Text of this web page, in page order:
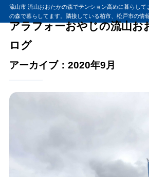
流山市 流山おおたかの森でテンション高めに暮らして
の森で暮らしてます。隣接している柏市、松戸市の情
アラフォーおやじの流山お
ログ
アーカイブ：2020年9月